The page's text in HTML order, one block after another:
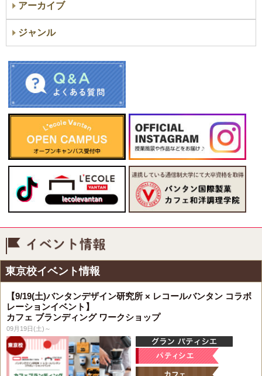
アーカイブ
ジャンル
東京校イベント情報
【9/19(土)バンタンデザイン研究所 × レコールバンタン コラボ
レーションイベント】
カフェ ブランディング ワークショップ
09月19日(土)～